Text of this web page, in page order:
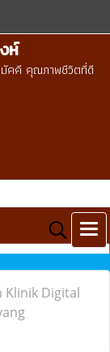
ห์
มัคคี คุณภาพชีวิตที่ดี
Klinik Digital